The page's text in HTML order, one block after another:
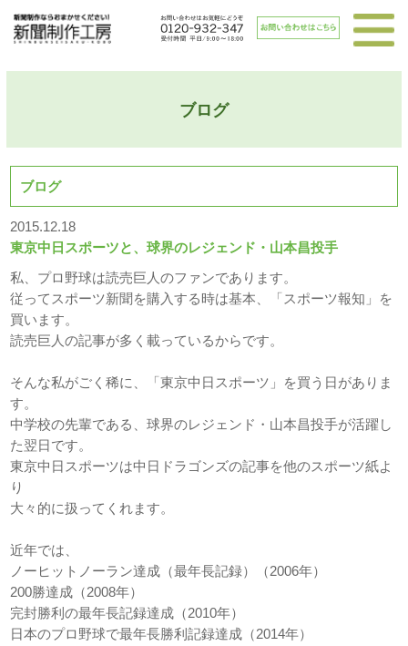
ブログ
ブログ
2015.12.18
東京中日スポーツと、球界のレジェンド・山本昌投手
私、プロ野球は読売巨人のファンであります。
従ってスポーツ新聞を購入する時は基本、「スポーツ報知」を
買います。
読売巨人の記事が多く載っているからです。
そんな私がごく稀に、「東京中日スポーツ」を買う日がありま
す。
中学校の先輩である、球界のレジェンド・山本昌投手が活躍し
た翌日です。
東京中日スポーツは中日ドラゴンズの記事を他のスポーツ紙よ
り
大々的に扱ってくれます。
近年では、
ノーヒットノーラン達成（最年長記録）（2006年）
200勝達成（2008年）
完封勝利の最年長記録達成（2010年）
日本のプロ野球で最年長勝利記録達成（2014年）